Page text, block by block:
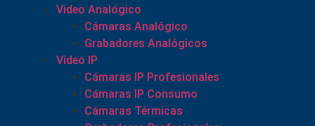
Video Analógico
Cámaras Analógico
Grabadores Analógicos
Video IP
Cámaras IP Profesionales
Cámaras IP Consumo
Cámaras Térmicas